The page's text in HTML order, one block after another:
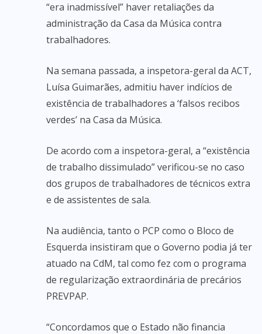
“era inadmissível” haver retaliações da
administração da Casa da Música contra
trabalhadores.
Na semana passada, a inspetora-geral da ACT,
Luísa Guimarães, admitiu haver indícios de
existência de trabalhadores a ‘falsos recibos
verdes’ na Casa da Música.
De acordo com a inspetora-geral, a “existência
de trabalho dissimulado” verificou-se no caso
dos grupos de trabalhadores de técnicos extra
e de assistentes de sala.
Na audiência, tanto o PCP como o Bloco de
Esquerda insistiram que o Governo podia já ter
atuado na CdM, tal como fez com o programa
de regularização extraordinária de precários
PREVPAP.
“Concordamos que o Estado não financia